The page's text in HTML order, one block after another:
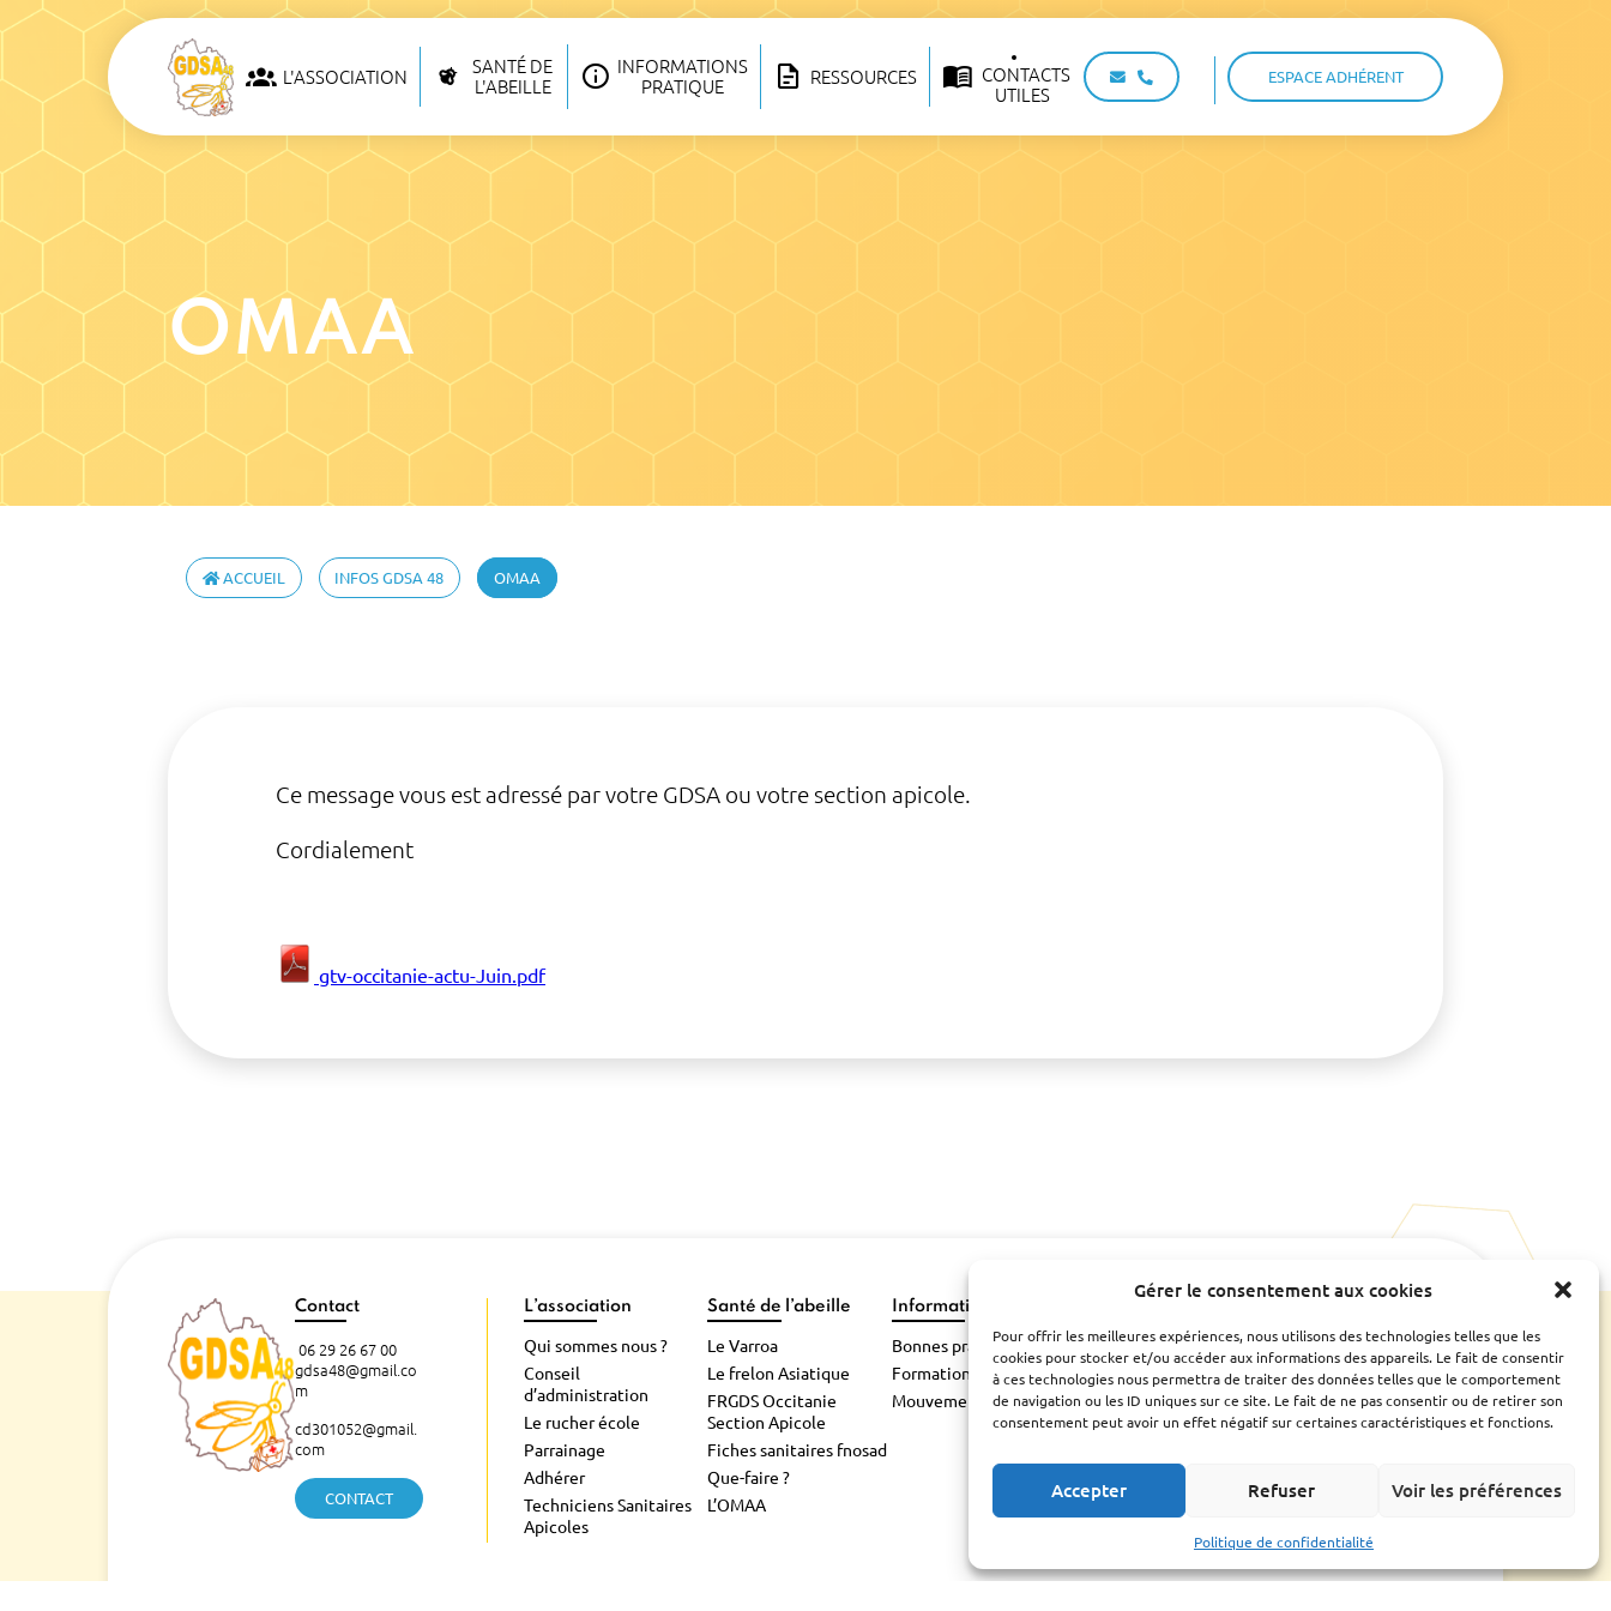
Gérer le consentement aux cookies
Pour offrir les meilleures expériences, nous utilisons des technologies telles que les
cookies pour stocker et/ou accéder aux informations des appareils. Le fait de consentir
à ces technologies nous permettra de traiter des données telles que le comportement
de navigation ou les ID uniques sur ce site. Le fait de ne pas consentir ou de retirer son
consentement peut avoir un effet négatif sur certaines caractéristiques et fonctions.
Accepter Refuser Voir les préférences
Politique de confidentialité
L'ASSOCIATION
SANTÉ DE
L'ABEILLE
INFORMATIONS
PRATIQUE
RESSOURCES
CONTACTS
UTILES
ESPACE ADHÉRENT
OMAA
ACCUEIL INFOS GDSA 48 OMAA
Ce message vous est adressé par votre GDSA ou votre section apicole.
Cordialement
gtv-occitanie-actu-Juin.pdf
Contact
06 29 26 67 00
gdsa48@gmail.co
m
cd301052@gmail.
com
CONTACT
L’association
Qui sommes nous ?
Conseil
d’administration
Le rucher école
Parrainage
Adhérer
Techniciens Sanitaires
Apicoles
Santé de l’abeille
Le Varroa
Le frelon Asiatique
FRGDS Occitanie
Section Apicole
Fiches sanitaires fnosad
Que-faire ?
L’OMAA
Informations pratique
Bonnes pratiques
Formations
Mouvements d’abeilles
Bilan
Assemblée générale
Fiches conseils et
guides
ESPACE ADHÉRENT